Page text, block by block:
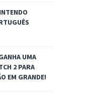
UMA
2 PARA
EM GRANDE!